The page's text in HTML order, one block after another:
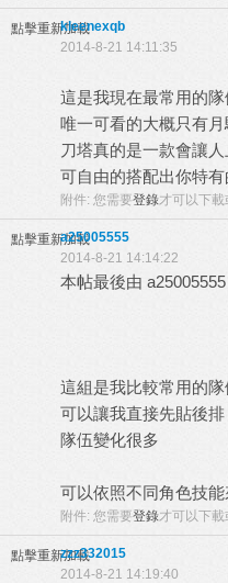
點擊重新加載kleenexqb
2014-8-21 14:11:35
這是我現在最常用的隊
唯一可看的大概只有
刀塔真的是一款會讓人
可自由的搭配出你特
附件: 您需要登錄才可以下載
點擊重新加載a25005555
2014-8-21 14:14:22
本帖最後由
這組是我比較常用的
可以讓我直接先貼後
隊伍變化很多
可以依照不同角色技
附件: 您需要登錄才可以下載
點擊重新加載zzz332015
2014-8-21 14:19:40